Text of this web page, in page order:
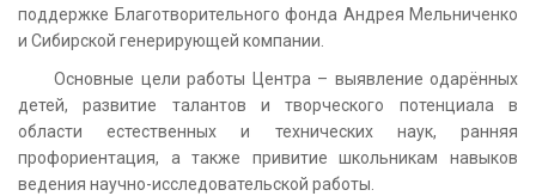
поддержке Благотворительного фонда Андрея Мельниченко
и Сибирской генерирующей компании.
Основные цели работы Центра – выявление одарённых
детей, развитие талантов и творческого потенциала в
области естественных и технических наук, ранняя
профориентация, а также привитие школьникам навыков
ведения научно-исследовательской работы.